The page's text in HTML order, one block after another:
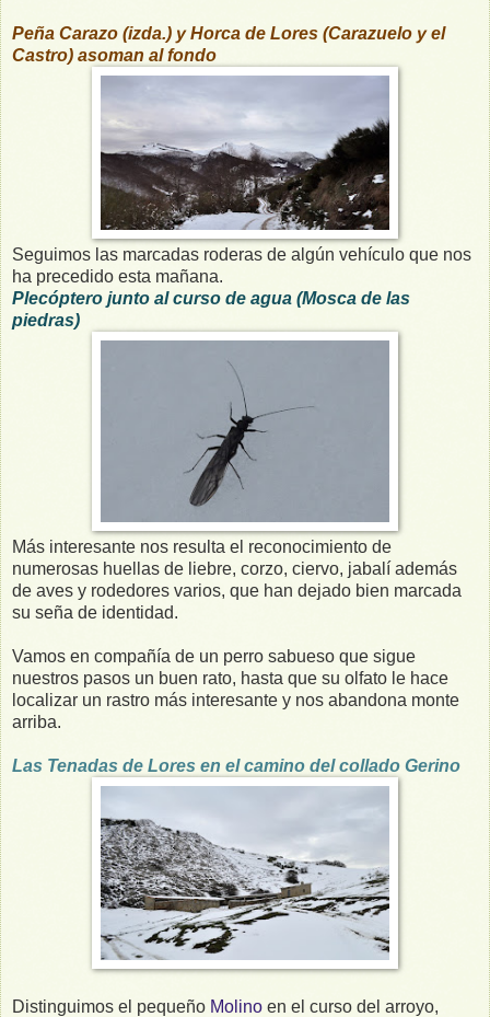
Peña Carazo (izda.) y Horca de Lores (Carazuelo y el
Castro) asoman al fondo
Seguimos las marcadas roderas de algún vehículo que nos
ha precedido esta mañana.
Plecóptero junto al curso de agua (Mosca de las
piedras)
Más interesante nos resulta el reconocimiento de
numerosas huellas de liebre, corzo, ciervo, jabalí además
de aves y rodedores varios, que han dejado bien marcada
su seña de identidad.
Vamos en compañía de un perro sabueso que sigue
nuestros pasos un buen rato, hasta que su olfato le hace
localizar un rastro más interesante y nos abandona monte
arriba.
Las Tenadas de Lores en el camino del collado Gerino
Distinguimos el pequeño Molino en el curso del arroyo,